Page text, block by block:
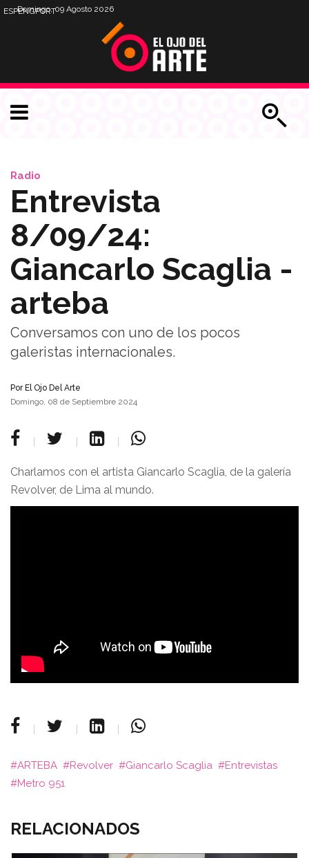
Domingo, 09 Agosto 2026
ESPENGPORT
Radio
Entrevista
8/09/24:
Giancarlo Scaglia -
arteba
Conversamos con uno de los pocos
galeristas internacionales.
Por El Ojo Del Arte
Domingo, 08 de Septiembre 2024
Charlamos con el artista Giancarlo Scaglia, de la galería
Revolver, de Lima al mundo.
ARTEBA Revolver Giancarlo Scaglia
Entrevistas
Metro 951
RELACIONADOS